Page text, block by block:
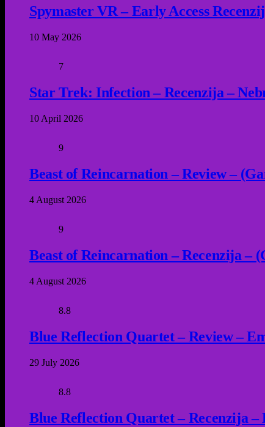
Spymaster VR – Early Access
10 May 2026
7
Star Trek: Infection – Recenzija –
10 April 2026
9
Beast of Reincarnation – Review –
4 August 2026
9
Beast of Reincarnation – Recenzija –
4 August 2026
8.8
Blue Reflection Quartet – Review –
29 July 2026
8.8
Blue Reflection Quartet – Recenzija